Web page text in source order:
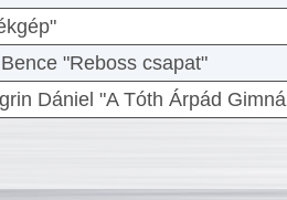
"Reboss csapat"
Dániel "A Tóth Árpád